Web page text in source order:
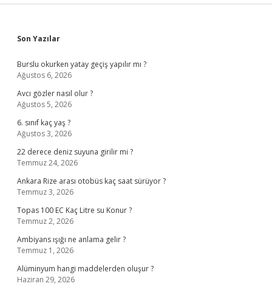
Sidebar
Son Yazılar
Burslu okurken yatay geçiş yapılır mı ?
Ağustos 6, 2026
Avcı gözler nasıl olur ?
Ağustos 5, 2026
6. sınıf kaç yaş ?
Ağustos 3, 2026
22 derece deniz suyuna girilir mi ?
Temmuz 24, 2026
Ankara Rize arası otobüs kaç saat sürüyor ?
Temmuz 3, 2026
Topas 100 EC Kaç Litre su Konur ?
Temmuz 2, 2026
Ambiyans ışığı ne anlama gelir ?
Temmuz 1, 2026
Alüminyum hangi maddelerden oluşur ?
Haziran 29, 2026